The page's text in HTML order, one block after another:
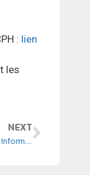
: lien
les
NEXT
Spring Cup – Informations